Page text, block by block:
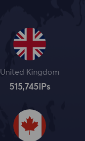
United Kingdom
515,745IPs